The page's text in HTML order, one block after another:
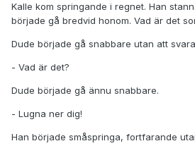
Kalle kom springande i regnet. Han
började gå bredvid honom. Vad är det
Dude började gå snabbare utan att
- Vad är det?
Dude började gå ännu snabbare.
- Lugna ner dig!
Han började småspringa, fortfarande